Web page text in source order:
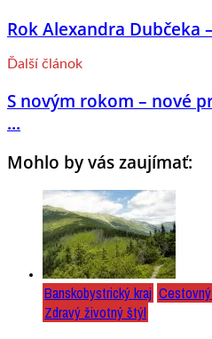
Rok Alexandra Dubčeka
Ďalší článok
S novým rokom – nové
...
Mohlo by vás zaujímať:
Banskobystrický kraj
Zdravý životný štýl